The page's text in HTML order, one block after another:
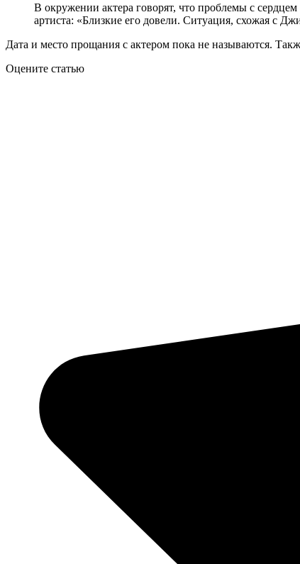
В окружении актера говорят, что проблемы с
артиста: «Близкие его довели. Ситуация, схожая с
Дата и место прощания с актером пока не называются.
Оцените статью